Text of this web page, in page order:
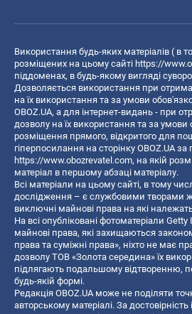
Використання будь-яких матеріалів ( в
розміщених на цьому сайті https://
піддоменах, в будь-якому вигляді
Дозволяється використання при
на їх використання та за умови
OBOZ.UA, а для інтернет-видань - при
дозволу на їх використання та за умови
розміщення прямого, відкритого для
гіперпосилання на сторінку OBOZ.UA
https://www.obozrevatel.com, на якій
матеріал в першому абзаці матеріалу.
Всі матеріали на цьому сайті, в тому
дослідження – є службовими творами
виключні майнові права на які
На всі опубліковані фотоматеріали
майнові права, які захищаються
права та суміжні права», ніхто не має
дозволу ТОВ «Золота середина» їх
підлягають подальшому відтворенню,
будь-якій формі.
Редакція OBOZ.UA може не поділяти
авторському матеріалі. За достовірність